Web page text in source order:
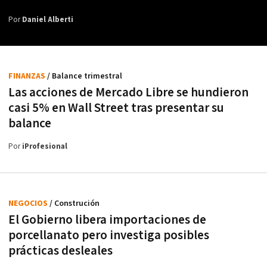
PorDaniel Alberti
Las acciones de Mercado Libre se hundieron
casi 5% en Wall Street tras presentar su
balance
FINANZAS / Balance trimestral
PoriProfesional
El Gobierno libera importaciones de
porcellanato pero investiga posibles
prácticas desleales
NEGOCIOS / Construción